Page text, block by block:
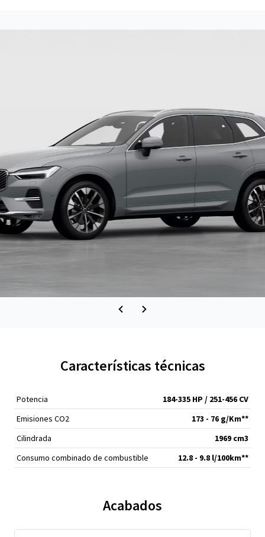
Características técnicas
Potencia
184-335 HP / 251-456 CV
Emisiones CO2
173 - 76 g/Km**
Cilindrada
1969 cm3
Consumo combinado de combustible
12.8 - 9.8 l/100km**
Acabados